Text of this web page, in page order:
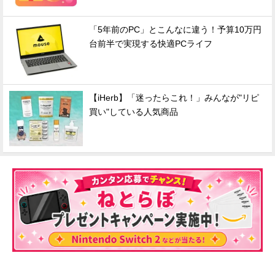
「5年前のPC」とこんなに違う！予算10万円
台前半で実現する快適PCライフ
【iHerb】「迷ったらこれ！」みんなが"リピ
買い"している人気商品